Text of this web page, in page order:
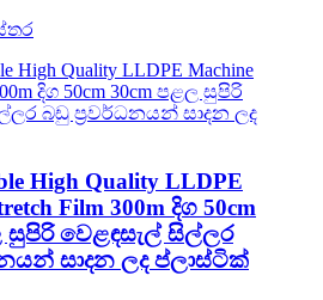
High Quality LLDPE
Film 300m දිග ​​50cm
සුපිරි වෙළඳසැල් සිල්ලර
සාදන ලද ප්ලාස්ටික්